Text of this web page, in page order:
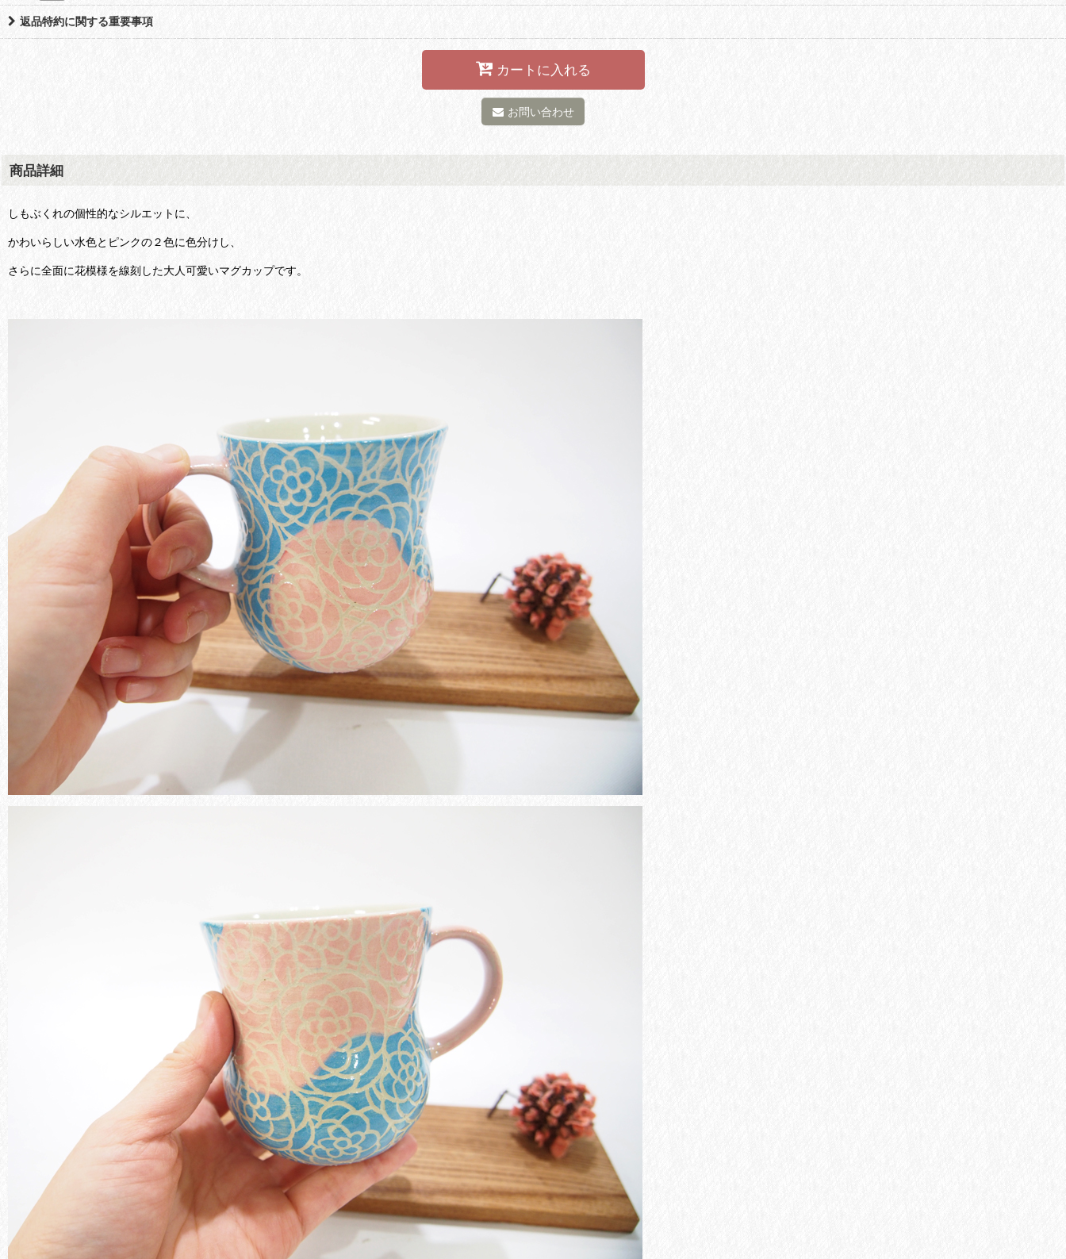
返品特約に関する重要事項
カートに入れる
お問い合わせ
商品詳細
しもぶくれの個性的なシルエットに、
かわいらしい水色とピンクの２色に色分けし、
さらに全面に花模様を線刻した大人可愛いマグカップです。